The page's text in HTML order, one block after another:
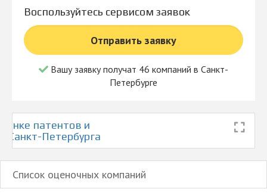
© 2026 Все права защищены
Воспользуйтесь сервисом заявок
Отправить заявку
Вашу заявку получат 46 компаний в Санкт-
Петербурге
патентов и
Санкт-Петербурга
Список оценочных компаний